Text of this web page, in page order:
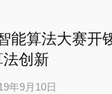
能算法大赛开
创新
年9月10日